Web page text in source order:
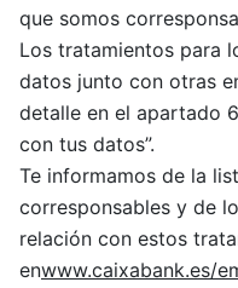
que somos
Los tratamientos para
datos junto con otras
detalle en el apartado
con tus datos”.
Te informamos de la
corresponsables y de
relación con estos
enwww.caixabank.es/